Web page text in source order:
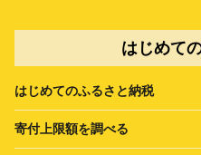
はじめて
はじめてのふるさと納税
寄付上限額を調べる